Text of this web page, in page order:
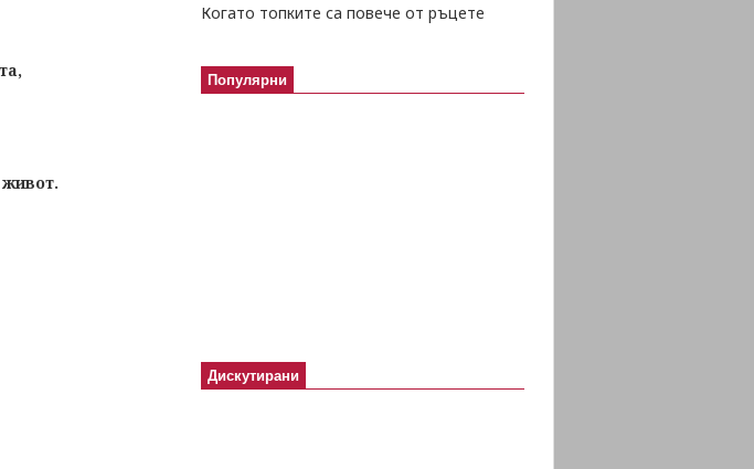
Когато топките са повече от ръцете
Популярни
Дискутирани